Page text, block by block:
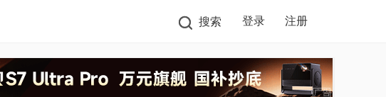
搜索 登录 注册